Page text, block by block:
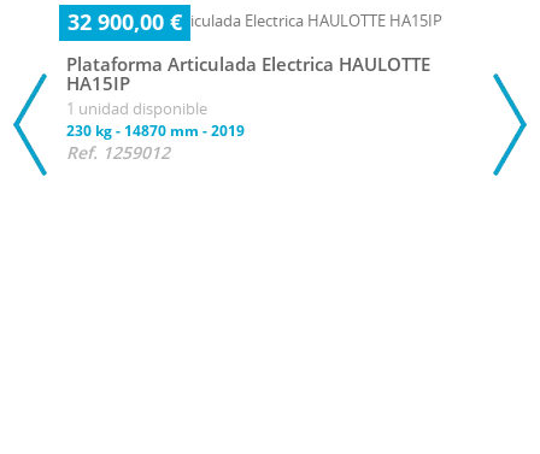
32 900,00 €
Plataforma Articulada Electrica HAULOTTE
HA15IP
1 unidad disponible
230 kg- 14870 mm -2019
Ref. 1259012